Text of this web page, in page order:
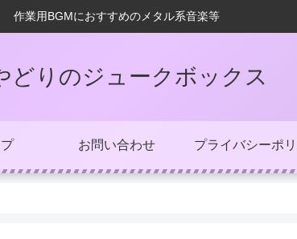
作業用BGMにおすすめのメタル系音楽等
どりのジュークボックス
お問い合わせ プライバシーポ